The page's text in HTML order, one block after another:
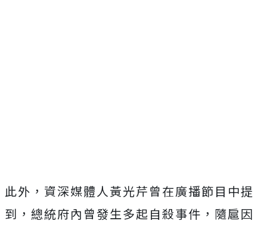
此外，資深媒體人黃光芹曾在廣播節目中提
到，總統府內曾發生多起自殺事件，隨扈因